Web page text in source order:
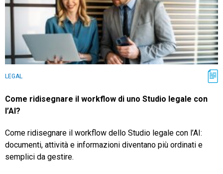
LEGAL
Come ridisegnare il workflow di uno Studio legale con
l’AI?
Come ridisegnare il workflow dello Studio legale con l’AI:
documenti, attività e informazioni diventano più ordinati e
semplici da gestire.